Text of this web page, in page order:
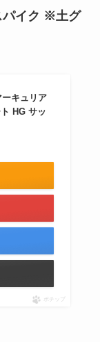
パイク ※土グ
キュリア
HG サッ
ポチップ